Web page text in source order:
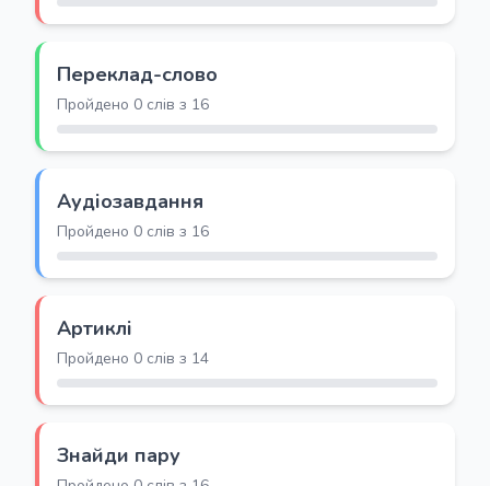
Переклад-слово
Пройдено 0 слів з 16
Аудіозавдання
Пройдено 0 слів з 16
Артиклі
Пройдено 0 слів з 14
Знайди пару